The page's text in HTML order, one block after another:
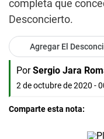
completa que
Desconcierto.
Agregar El
Por Sergio Jara
2 de octubre de 2020 -
Comparte esta nota: